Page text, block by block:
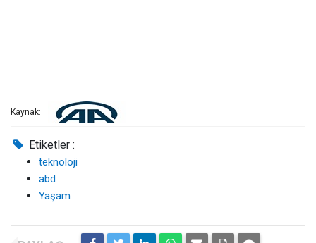
Kaynak:
Etiketler :
teknoloji
abd
Yaşam